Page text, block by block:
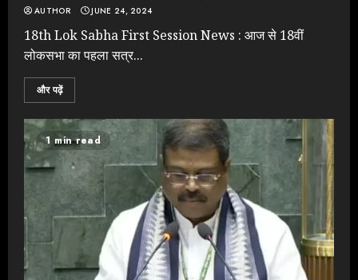
AUTHOR JUNE 24, 2024
18th Lok Sabha First Session News : आज से 18वीं
लोकसभा का पहला सत्र...
और पढ़ें
1 min read